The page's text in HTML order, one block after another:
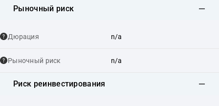
Рыночный риск
Дюрация n/a
Рыночный риск n/a
Риск реинвестирования